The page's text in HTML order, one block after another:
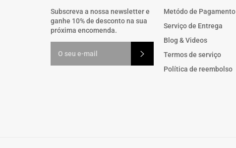
Subscreva a nossa newsletter e
ganhe 10% de desconto na sua
próxima encomenda.
Subscrever
Metódo de Pagamento
Serviço de Entrega
Blog & Videos
Termos de serviço
Política de reembolso